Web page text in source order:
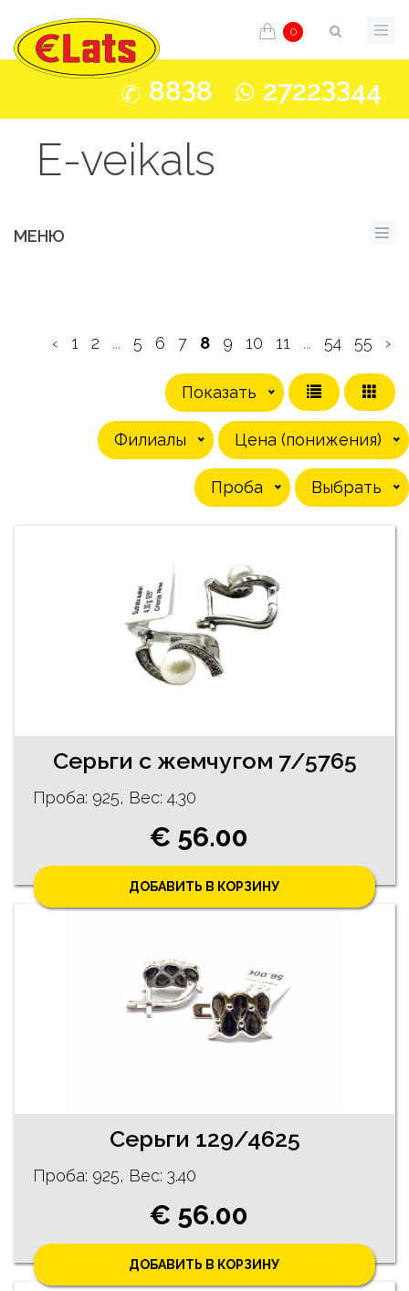
0
8838 27223344
E-veikals
МЕНЮ
‹ 1 2 ... 5 6 7 8 9 10 11 ... 54 55 ›
Показать
Цена (понижения)
Филиалы
Выбрать
Проба
Серьги с жемчугом 7/5765
Проба: 925, Bес: 4.30
€ 56.00
ДОБАВИТЬ В КОРЗИНУ
Cерьги 129/4625
Проба: 925, Bес: 3.40
€ 56.00
ДОБАВИТЬ В КОРЗИНУ